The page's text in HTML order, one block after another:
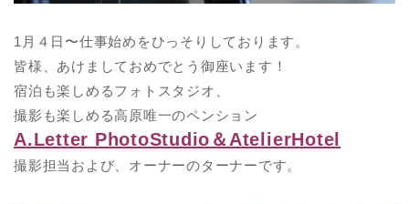
1月４日〜仕事始めをひっそりしております。
皆様、あけましておめでとう御座います！
宿泊も楽しめるフォトスタジオ、
撮影も楽しめる高原唯一のペンション
A.Letter PhotoStudio＆AtelierHotel
撮影担当および、オーナーのターナーです。